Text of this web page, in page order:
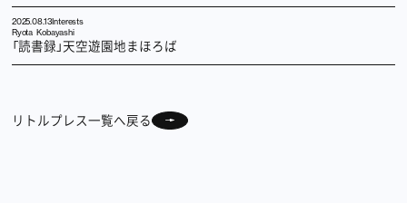
2025.08.13Interests
Ryota Kobayashi
「読書録」天空遊園地まほろば
リトルプレス一覧へ戻る